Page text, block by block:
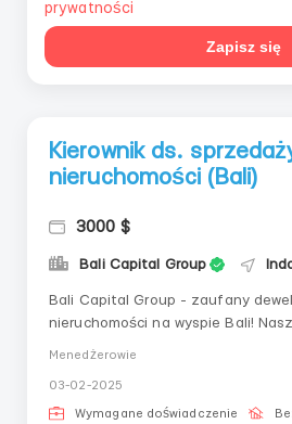
prywatności
Zapisz się
Kierownik ds.
nieruchomości (Bali)
3000 $
Bali Capital Group
Bali Capital Group - zaufany
nieruchomości na wyspie Bali! Nasza misja - tworzenie
z metrów kwadratowych
naszej pracy - to przejrzystość,
odpowiedzialność wobec klientów i
Menedżerowie
03-02-2025
Wymagane doświadczenie